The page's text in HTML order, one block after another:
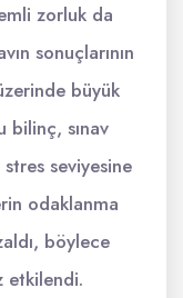
zorluk da
sonuçlarının
büyük
bilinç, sınav
seviyesine
odaklanma
böylece
etkilendi.